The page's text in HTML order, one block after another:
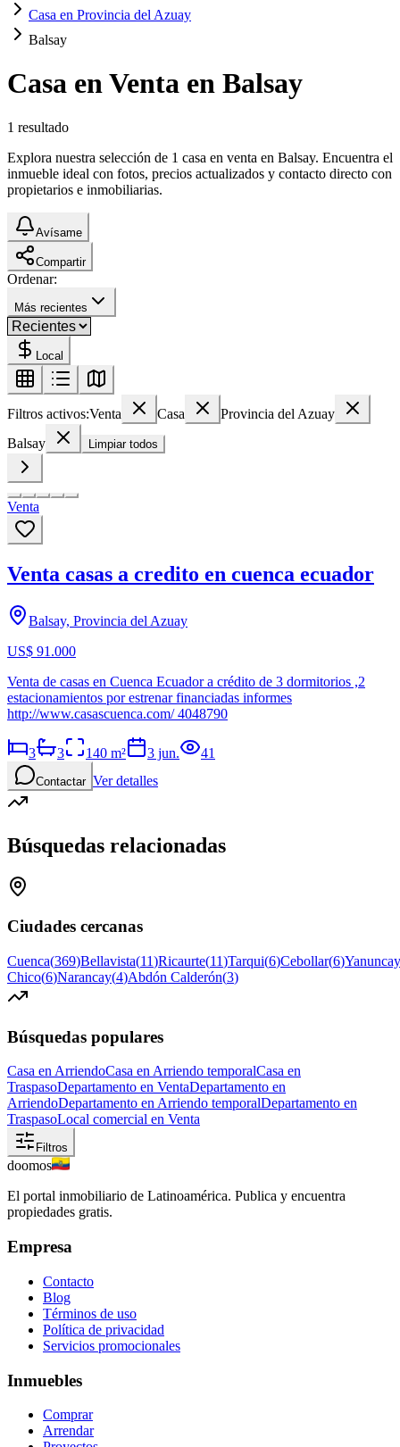
Casa en Provincia del Azuay
Balsay
Casa en Venta en Balsay
1 resultado
Explora nuestra selección de 1 casa en venta en Balsay. Encuentra el
inmueble ideal con fotos, precios actualizados y contacto directo con
propietarios e inmobiliarias.
Avísame
Compartir
Ordenar:
Más recientes
Local
Filtros activos:Venta Casa
Provincia del Azuay
Balsay
Limpiar todos
Venta
Venta casas a credito en cuenca ecuador
Balsay, Provincia del Azuay
US$ 91.000
Venta de casas en Cuenca Ecuador a crédito de 3 dormitorios ,2
estacionamientos por estrenar financiadas informes
http://www.casascuenca.com/ 4048790
3 3 140 m² 3 jun. 41
Contactar Ver detalles
Búsquedas relacionadas
Ciudades cercanas
Cuenca(369)Bellavista(11)Ricaurte(11)Tarqui(6)Cebollar(6)Yanuncay
Chico(6)Narancay(4)Abdón Calderón(3)
Búsquedas populares
Casa en ArriendoCasa en Arriendo temporalCasa en
TraspasoDepartamento en VentaDepartamento en
ArriendoDepartamento en Arriendo temporalDepartamento en
TraspasoLocal comercial en Venta
Filtros
doomos
El portal inmobiliario de Latinoamérica. Publica y encuentra
propiedades gratis.
Empresa
Contacto
Blog
Términos de uso
Política de privacidad
Servicios promocionales
Inmuebles
Comprar
Arrendar